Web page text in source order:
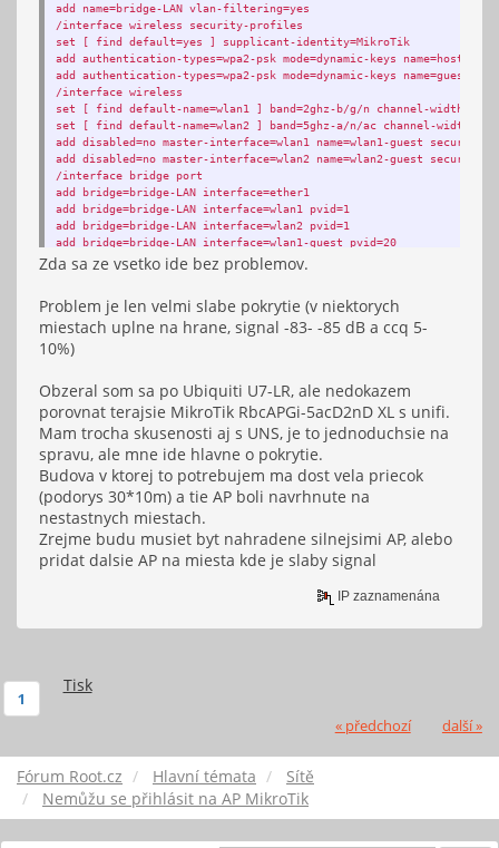
add name=bridge-LAN vlan-filtering=yes
/interface wireless security-profiles
set [ find default=yes ] supplicant-identity=MikroTik
add authentication-types=wpa2-psk mode=dynamic-keys name=host-
add authentication-types=wpa2-psk mode=dynamic-keys
/interface wireless
set [ find default-name=wlan1 ] band=2ghz-b/g/n channel-
set [ find default-name=wlan2 ] band=5ghz-a/n/ac channel-
add disabled=no master-interface=wlan1 name=wlan1-guest
add disabled=no master-interface=wlan2 name=wlan2-guest
/interface bridge port
add bridge=bridge-LAN interface=ether1
add bridge=bridge-LAN interface=wlan1 pvid=1
add bridge=bridge-LAN interface=wlan2 pvid=1
add bridge=bridge-LAN interface=wlan1-guest pvid=20
add bridge=bridge-LAN interface=wlan2-guest pvid=20
add bridge=bridge-LAN tagged=ether1 untagged=wlan1-guest,wlan2-
/ip address
add address=192.168.150.5/24 interface=bridge-LAN
/ip route
/system identity
set name=ap_1_xx
Zda sa ze vsetko ide bez problemov.
Problem je len velmi slabe pokrytie (v niektorych
miestach uplne na hrane, signal -83- -85 dB a ccq 5-
10%)
Obzeral som sa po Ubiquiti U7-LR, ale nedokazem
porovnat terajsie MikroTik RbcAPGi-5acD2nD XL s unifi.
Mam trocha skusenosti aj s UNS, je to jednoduchsie na
spravu, ale mne ide hlavne o pokrytie.
Budova v ktorej to potrebujem ma dost vela priecok
(podorys 30*10m) a tie AP boli navrhnute na
nestastnych miestach.
Zrejme budu musiet byt nahradene silnejsimi AP, alebo
pridat dalsie AP na miesta kde je slaby signal
IP zaznamenána
Tisk
1
« předchozí další »
Fórum Root.cz Hlavní témata
Sítě
Nemůžu se přihlásit na AP MikroTik